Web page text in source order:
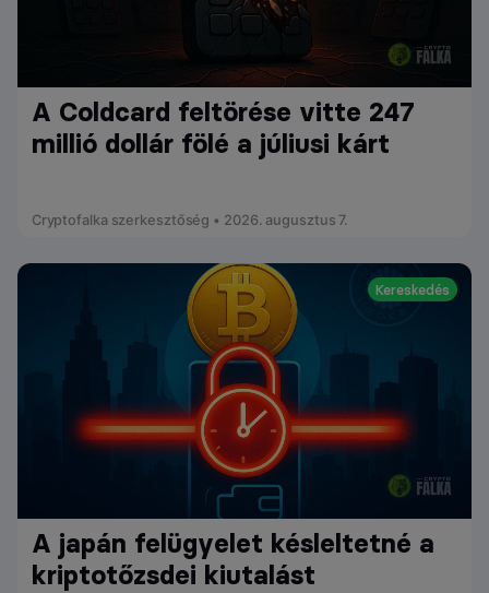
A Coldcard feltörése vitte 247
millió dollár fölé a júliusi kárt
Cryptofalka szerkesztőség • 2026. augusztus 7.
Kereskedés
A japán felügyelet késleltetné a
kriptotőzsdei kiutalást